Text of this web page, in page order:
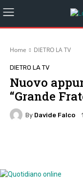
Home DIETRO LA TV
DIETRO LA TV
Nuovo
“Grande
By Davide Falco